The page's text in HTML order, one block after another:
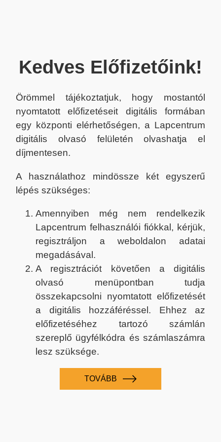
Kedves Előfizetőink!
Örömmel tájékoztatjuk, hogy mostantól
nyomtatott előfizetéseit digitális formában
egy központi elérhetőségen, a Lapcentrum
digitális olvasó felületén olvashatja el
díjmentesen.
A használathoz mindössze két egyszerű
lépés szükséges:
Amennyiben még nem rendelkezik
Lapcentrum felhasználói fiókkal, kérjük,
regisztráljon a weboldalon adatai
megadásával.
A regisztrációt követően a digitális
olvasó menüpontban tudja
összekapcsolni nyomtatott előfizetését
a digitális hozzáféréssel. Ehhez az
előfizetéséhez tartozó számlán
szereplő ügyfélkódra és számlaszámra
lesz szüksége.
TOVÁBB